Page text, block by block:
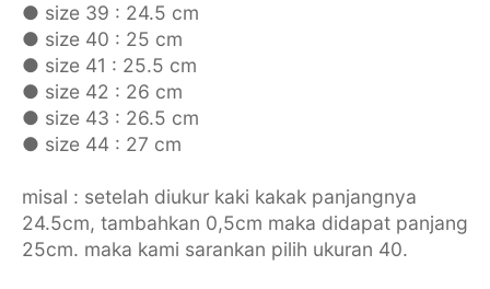
● size 39 : 24.5 cm
● size 40 : 25 cm
● size 41 : 25.5 cm
● size 42 : 26 cm
● size 43 : 26.5 cm
● size 44 : 27 cm
misal : setelah diukur kaki kakak panjangnya
24.5cm, tambahkan 0,5cm maka didapat panjang
25cm. maka kami sarankan pilih ukuran 40.